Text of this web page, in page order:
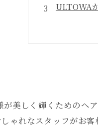
ULTOWA
ULTOWA
美しく輝くためのヘ
ゃれなスタッフがお